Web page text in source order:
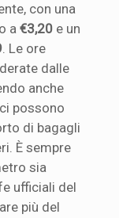
con una
a€3,20 e un
. Le ore
dalle
anche
possono
di bagagli
È sempre
sia
ufficiali del
più del